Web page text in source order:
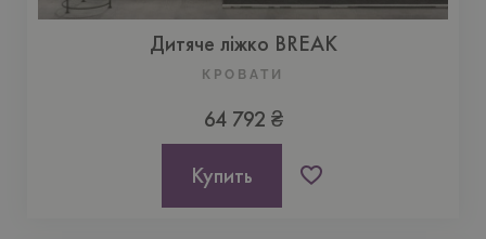
Дитяче ліжко BREAK
КРОВАТИ
64 792 ₴
Купить